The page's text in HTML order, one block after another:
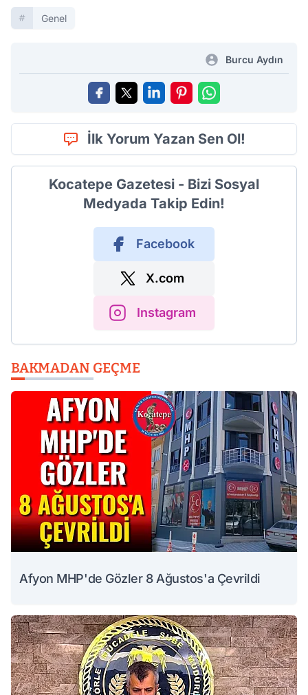
Genel
Burcu Aydın
İlk Yorum Yazan Sen Ol!
Kocatepe Gazetesi - Bizi Sosyal
Medyada Takip Edin!
Facebook
X.com
Instagram
BAKMADAN GEÇME
Afyon MHP'de Gözler 8 Ağustos'a Çevrildi